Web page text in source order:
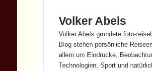
Volker Abels
Volker Abels gründete foto-
Blog stehen persönliche
allem um Eindrücke,
Technologien, Sport und